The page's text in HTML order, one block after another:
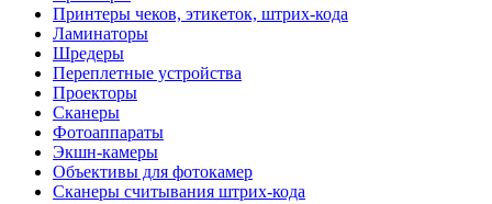
Принтеры чеков, этикеток, штрих-кода
Ламинаторы
Шредеры
Переплетные устройства
Проекторы
Сканеры
Фотоаппараты
Экшн-камеры
Объективы для фотокамер
Сканеры считывания штрих-кода